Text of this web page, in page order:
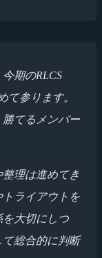
期のRLCS
て参ります。
てるメンバー
理は進めてき
ライアウトを
大切にしつ
総合的に判断